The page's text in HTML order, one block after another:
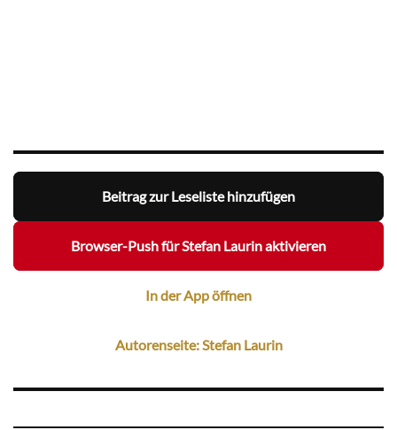
Beitrag zur Leseliste hinzufügen
Browser-Push für Stefan Laurin aktivieren
In der App öffnen
Autorenseite: Stefan Laurin